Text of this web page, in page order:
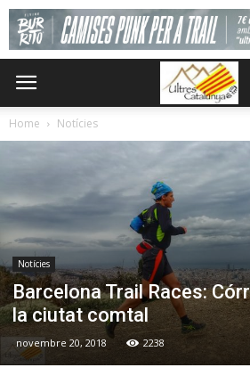
Home Notícies
Notícies
Barcelona Trail Races:
la ciutat comtal
novembre 20, 2018 2238